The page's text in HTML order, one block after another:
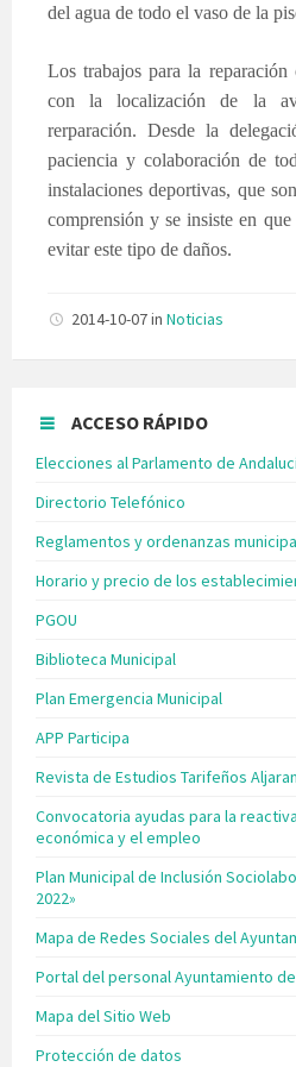
del agua de todo el vaso de la
Los trabajos para la reparación
con la localización de la
rerparación. Desde la
paciencia y colaboración de
instalaciones deportivas, que
comprensión y se insiste en
evitar este tipo de daños.
2014-10-07in Noticias
ACCESO RÁPIDO
Elecciones al Parlamento de
Directorio Telefónico
Reglamentos y ordenanzas
Horario y precio de los
PGOU
Biblioteca Municipal
Plan Emergencia Municipal
APP Participa
Revista de Estudios Tarifeños
Convocatoria ayudas para la
económica y el empleo
Plan Municipal de Inclusión
2022»
Mapa de Redes Sociales del
Portal del personal Ayuntamiento
Mapa del Sitio Web
Protección de datos